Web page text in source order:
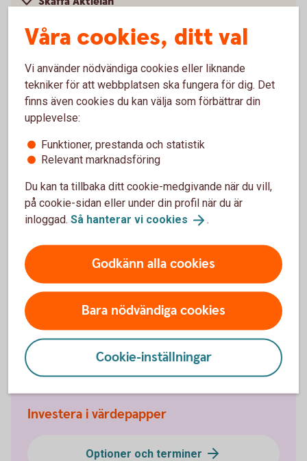
Mer information
Regelverket SFTR kopplat till Aktielån
Frågor och Svar om
Vanliga frågor och svar
När behöver man låna aktier?
Kan vem som helst göra aktielån?
Investera i värdepapper
Optioner och terminer
Våra cookies, ditt val
Vi använder nödvändiga cookies eller liknande
tekniker för att webbplatsen ska fungera för dig. Det
finns även cookies du kan välja som förbättrar din
upplevelse:
Funktioner, prestanda och statistik
Relevant marknadsföring
Du kan ta tillbaka ditt cookie-medgivande när du vill,
på cookie-sidan eller under din profil när du är
inloggad. Så hanterar vi cookies .
Godkänn alla cookies
Bara nödvändiga cookies
Cookie-inställningar